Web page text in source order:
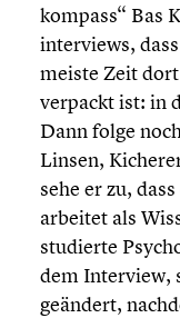
kom­pass“ Bas
in­ter­views,
meiste Zeit
verpackt ist: in
Dann folge
Linsen,
sehe er zu,
arbeitet als
studierte
dem Interview,
geändert,